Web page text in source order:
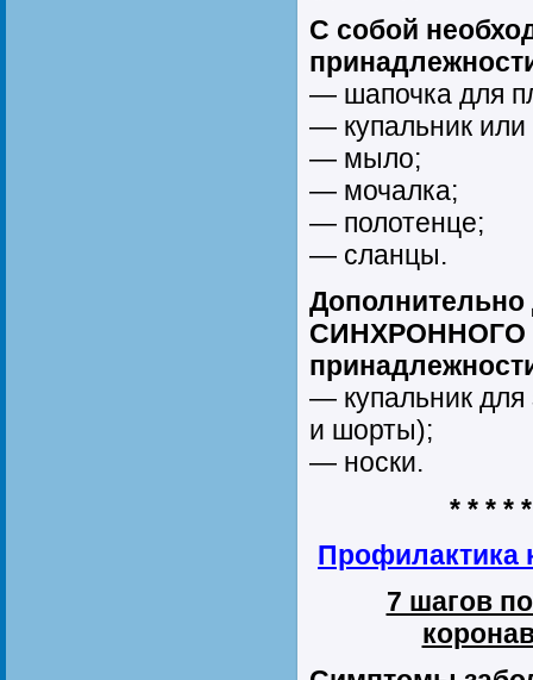
С собой
— шапочка для
— купальник или
— мыло;
— мочалка;
— полотенце;
— сланцы.
Дополнительно
— купальник
и шорты);
— носки.
* * * *
Профилактика
7 шагов